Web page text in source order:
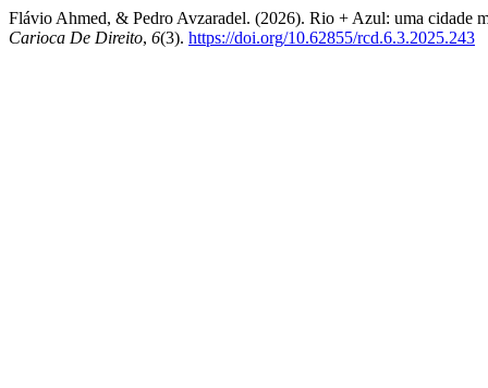
Flávio Ahmed, & Pedro Avzaradel. (2026). Rio + Azul: uma cidade
Carioca De Direito, 6(3). https://doi.org/10.62855/rcd.6.3.2025.243